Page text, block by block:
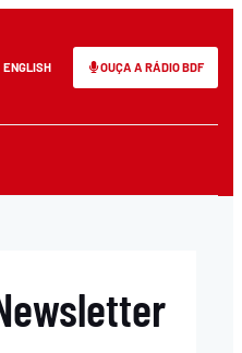
ENGLISH OUÇA A RÁDIO BDF